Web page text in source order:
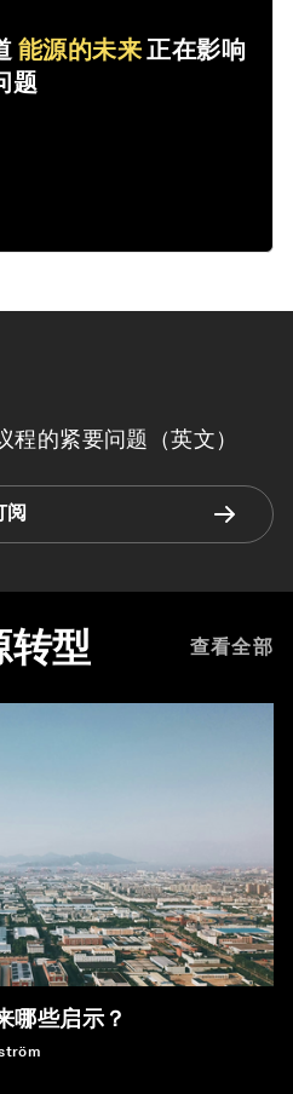
能源的未来 正在影响
题
的紧要问题（英文）
阅
转型 查看全部
哪些启示？